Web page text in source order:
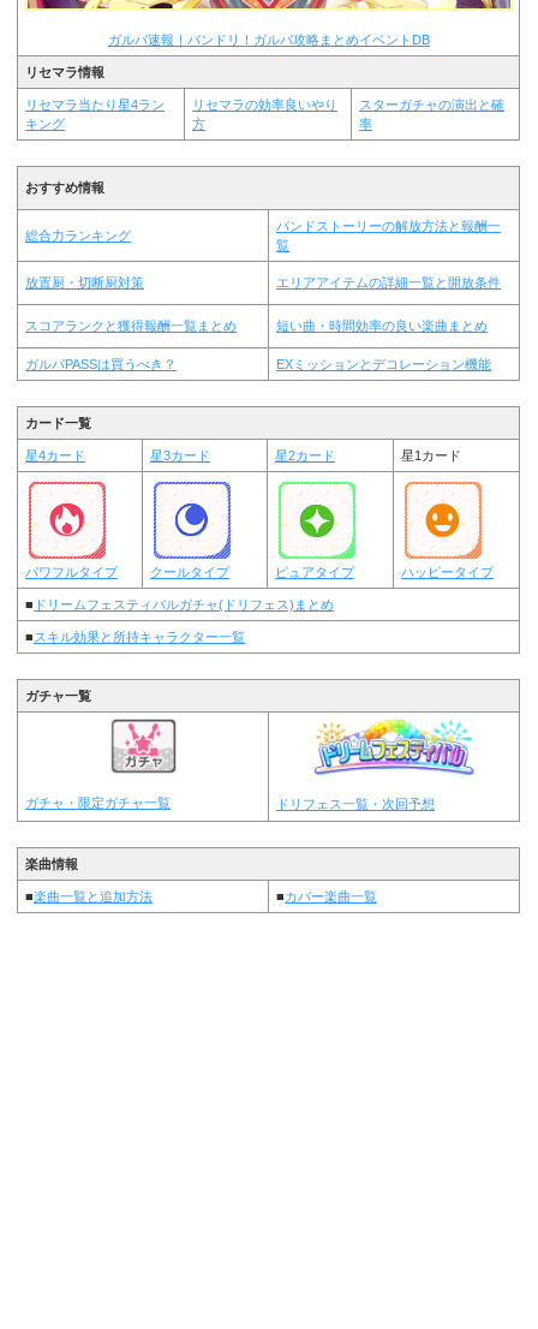
ガルパ速報｜バンドリ！ガルパ攻略まとめイベントDB
リセマラ情報
リセマラ当たり星4ラン
キング
リセマラの効率良いやり
方
スターガチャの演出と確
率
おすすめ情報
総合力ランキング
バンドストーリーの解放方法と報酬一
覧
放置厨・切断厨対策 エリアアイテムの詳細一覧と開放条件
スコアランクと獲得報酬一覧まとめ 短い曲・時間効率の良い楽曲まとめ
ガルパPASSは買うべき？ EXミッションとデコレーション機能
カード一覧
星4カード 星3カード 星2カード 星1カード
パワフルタイプ クールタイプ ピュアタイプ ハッピータイプ
■ ドリームフェスティバルガチャ(ドリフェス)まとめ
■スキル効果と所持キャラクター一覧
ガチャ一覧
ガチャ・限定ガチャ一覧 ドリフェス一覧・次回予想
楽曲情報
■楽曲一覧と追加方法 ■カバー楽曲一覧